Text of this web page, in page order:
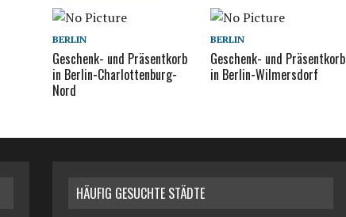
BERLIN
Geschenk- und Präsentkorb
in Berlin-Charlottenburg-
Nord
BERLIN
Geschenk- und Präsentkorb
in Berlin-Wilmersdorf
HÄUFIG GESUCHTE STÄDTE